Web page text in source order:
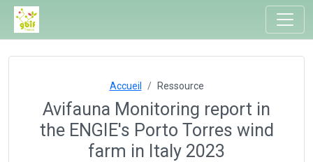
Accueil Ressource
Avifauna Monitoring report in
the ENGIE's Porto Torres wind
farm in Italy 2023